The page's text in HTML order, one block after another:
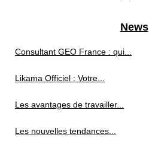
News
Consultant GEO France : qui...
Likama Officiel : Votre...
Les avantages de travailler...
Les nouvelles tendances...